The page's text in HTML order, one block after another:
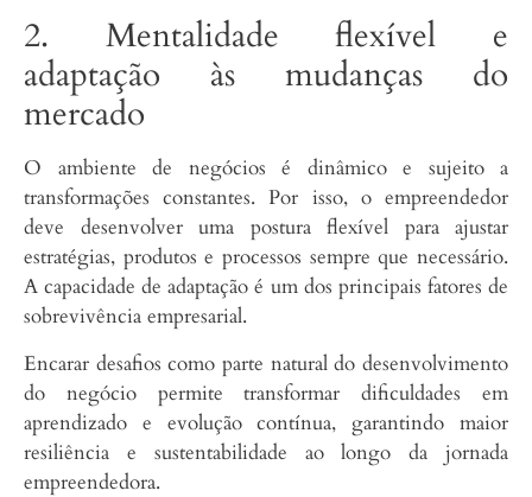
2. Mentalidade flexível e
adaptação às mudanças do
mercado
O ambiente de negócios é dinâmico e sujeito a
transformações constantes. Por isso, o empreendedor
deve desenvolver uma postura flexível para ajustar
estratégias, produtos e processos sempre que necessário.
A capacidade de adaptação é um dos principais fatores de
sobrevivência empresarial.
Encarar desafios como parte natural do desenvolvimento
do negócio permite transformar dificuldades em
aprendizado e evolução contínua, garantindo maior
resiliência e sustentabilidade ao longo da jornada
empreendedora.